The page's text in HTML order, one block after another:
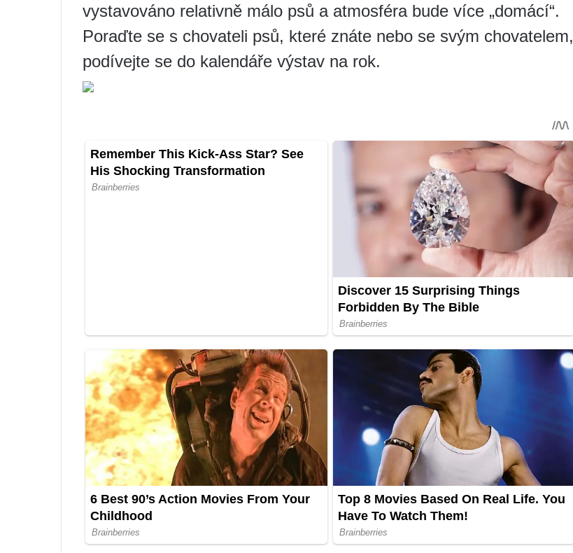
vystavováno relativně málo psů a atmosféra bude více „domácí“.
Poraďte se s chovateli psů, které znáte nebo se svým chovatelem,
podívejte se do kalendáře výstav na rok.